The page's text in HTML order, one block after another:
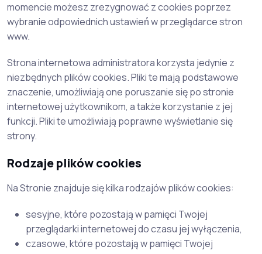
momencie możesz zrezygnować z cookies poprzez
wybranie odpowiednich ustawień́ w przeglądarce stron
www.
Strona internetowa administratora korzysta jedynie z
niezbędnych plików cookies. Pliki te mają podstawowe
znaczenie, umożliwiają one poruszanie się po stronie
internetowej użytkownikom, a także korzystanie z jej
funkcji. Pliki te umożliwiają poprawne wyświetlanie się
strony.
Rodzaje plików cookies
Na Stronie znajduje się kilka rodzajów plików cookies:
sesyjne, które pozostają w pamięci Twojej
przeglądarki internetowej do czasu jej wyłączenia,
czasowe, które pozostają w pamięci Twojej